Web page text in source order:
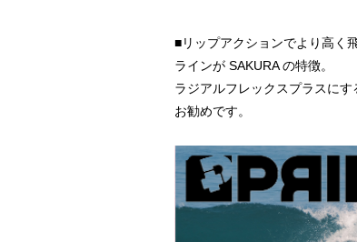
■リップアクションでより高く
ラインが SAKURA の特徴。
ラジアルフレックスプラスに
お勧めです。